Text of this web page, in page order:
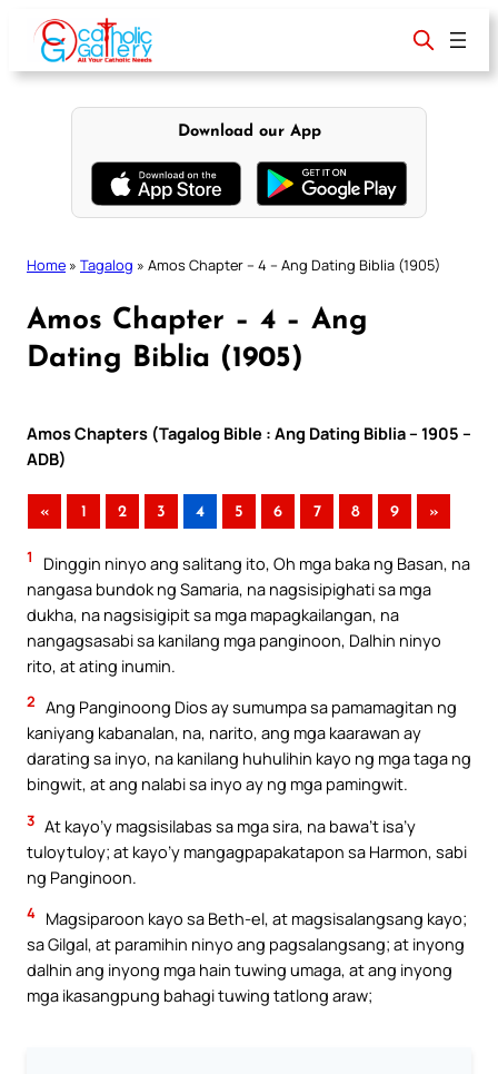
content
Download our App
Home » Tagalog » Amos Chapter – 4 – Ang Dating Biblia (1905)
Amos Chapter – 4 – Ang
Dating Biblia (1905)
Amos Chapters (Tagalog Bible : Ang Dating Biblia – 1905 –
ADB)
« 1 2 3 4 5 6 7 8 9 »
1
Dinggin ninyo ang salitang ito, Oh mga baka ng Basan, na
nangasa bundok ng Samaria, na nagsisipighati sa mga
dukha, na nagsisigipit sa mga mapagkailangan, na
nangagsasabi sa kanilang mga panginoon, Dalhin ninyo
rito, at ating inumin.
2 Ang Panginoong Dios ay sumumpa sa pamamagitan ng
kaniyang kabanalan, na, narito, ang mga kaarawan ay
darating sa inyo, na kanilang huhulihin kayo ng mga taga ng
bingwit, at ang nalabi sa inyo ay ng mga pamingwit.
3 At kayo’y magsisilabas sa mga sira, na bawa’t isa’y
tuloytuloy; at kayo’y mangagpapakatapon sa Harmon, sabi
ng Panginoon.
4 Magsiparoon kayo sa Beth-el, at magsisalangsang kayo;
sa Gilgal, at paramihin ninyo ang pagsalangsang; at inyong
dalhin ang inyong mga hain tuwing umaga, at ang inyong
mga ikasangpung bahagi tuwing tatlong araw;